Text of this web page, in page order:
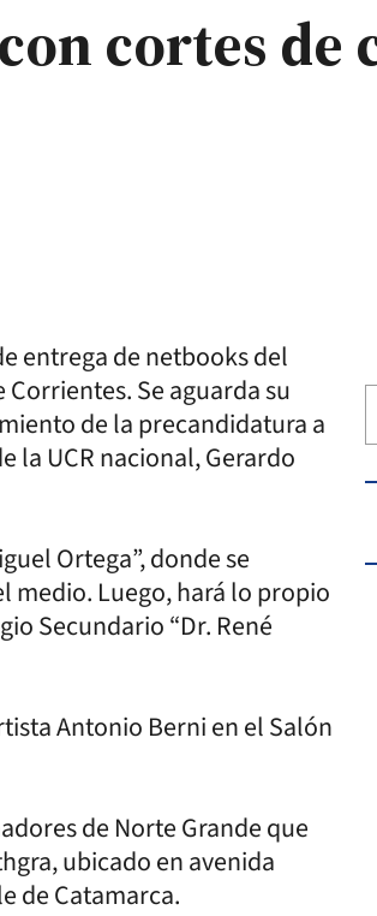
cortes de
entrega de netbooks del
Se aguarda su
de la precandidatura a
la UCR nacional, Gerardo
Ortega”, donde se
medio. Luego, hará lo propio
Secundario “Dr. René
Antonio Berni en el Salón
de Norte Grande que
ubicado en avenida
de Catamarca.